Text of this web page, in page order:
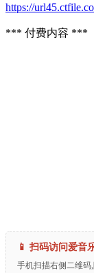
https://
*** 付费内容 ***
📱 扫码访问爱音
手机扫描右侧二维码